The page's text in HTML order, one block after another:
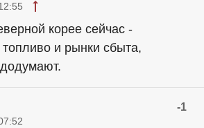
корее сейчас -
топливо и рынки сбыта,
-1